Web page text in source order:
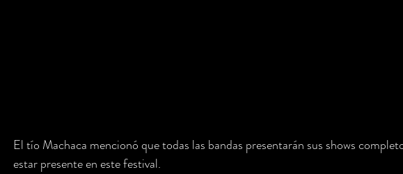
El tío Machaca mencionó que todas las bandas presentarán sus shows
estar presente en este festival.